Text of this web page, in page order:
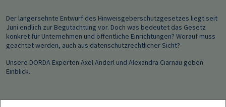
Der langersehnte Entwurf des Hinweisgeberschutzgesetzes liegt seit
Juni endlich zur Begutachtung vor. Doch was bedeutet das Gesetz
konkret für Unternehmen und öffentliche Einrichtungen? Worauf muss
geachtet werden, auch aus datenschutzrechtlicher Sicht?
Unsere DORDA Experten Axel Anderl und Alexandra Ciarnau geben
Einblick.